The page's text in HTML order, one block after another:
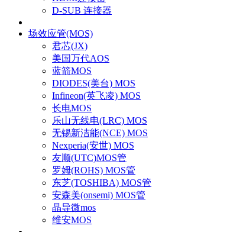
D-SUB 连接器
场效应管(MOS)
君芯(JX)
美国万代AOS
蓝箭MOS
DIODES(美台) MOS
Infineon(英飞凌) MOS
长电MOS
乐山无线电(LRC) MOS
无锡新洁能(NCE) MOS
Nexperia(安世) MOS
友顺(UTC)MOS管
罗姆(ROHS) MOS管
东芝(TOSHIBA) MOS管
安森美(onsemi) MOS管
晶导微mos
维安MOS